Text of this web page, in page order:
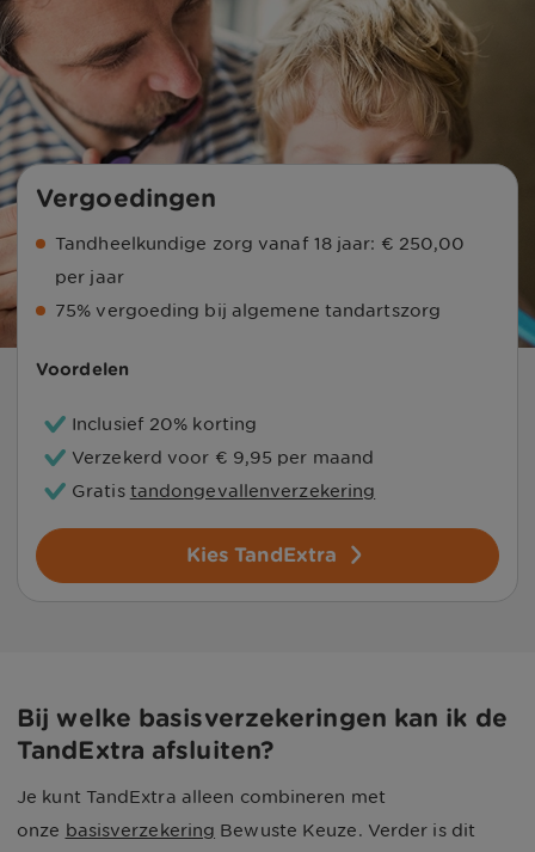
Vergoedingen
Tandheelkundige zorg vanaf 18 jaar: € 250,00
per jaar
75% vergoeding bij algemene tandartszorg
Voordelen
Inclusief 20% korting
Verzekerd voor € 9,95 per maand
Gratis tandongevallenverzekering
Kies TandExtra
Bij welke basisverzekeringen kan ik de
TandExtra afsluiten?
Je kunt TandExtra alleen combineren met
onze basisverzekering Bewuste Keuze. Verder is dit